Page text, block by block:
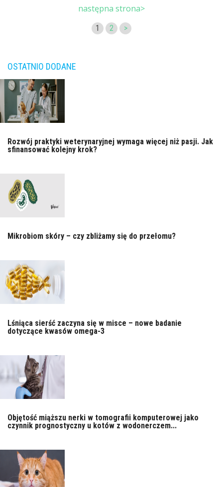
następna strona>
1 2 >
OSTATNIO DODANE
Rozwój praktyki weterynaryjnej wymaga więcej niż pasji. Jak
sfinansować kolejny krok?
Mikrobiom skóry – czy zbliżamy się do przełomu?
Lśniąca sierść zaczyna się w misce – nowe badanie
dotyczące kwasów omega-3
Objętość miąższu nerki w tomografii komputerowej jako
czynnik prognostyczny u kotów z wodonerczem...